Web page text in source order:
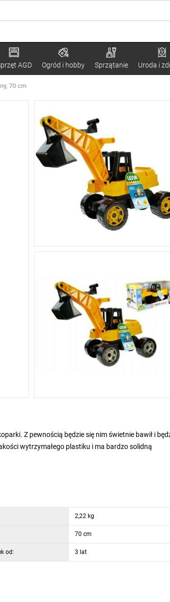
AGD Ogród i hobby Sprzątanie Uroda i
70 cm
Z pewnością będzie się nim świetnie bawił i
wytrzymałego plastiku i ma bardzo solidną
2,22 kg
70 cm
od: 3 lat